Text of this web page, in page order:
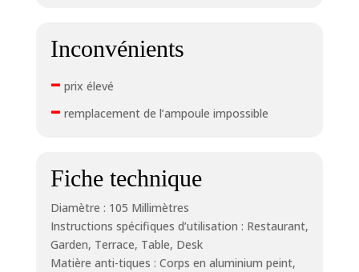
Inconvénients
– prix élevé
– remplacement de l’ampoule impossible
Fiche technique
Diamètre : 105 Millimètres
Instructions spécifiques d’utilisation : Restaurant,
Garden, Terrace, Table, Desk
Matière anti-tiques : Corps en aluminium peint,